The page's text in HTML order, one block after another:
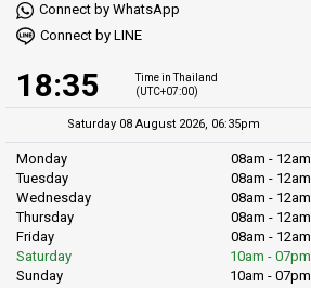
Connect by WhatsApp
Connect by LINE
18:35
Time in Thailand
(UTC+07:00)
Saturday 08 August 2026, 06:35pm
Monday
08am - 12am
Tuesday
08am - 12am
Wednesday
08am - 12am
Thursday
08am - 12am
Friday
08am - 12am
Saturday
10am - 07pm
Sunday
10am - 07pm